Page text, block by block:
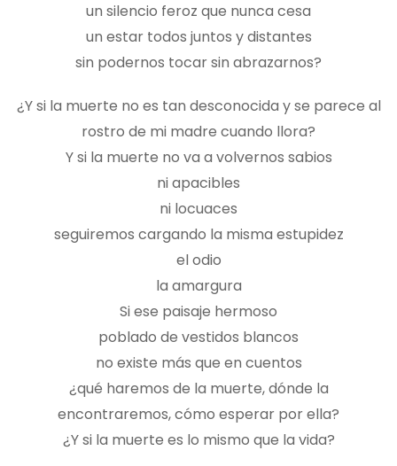
un silencio feroz que nunca cesa
un estar todos juntos y distantes
sin podernos tocar sin abrazarnos?
¿Y si la muerte no es tan desconocida y se parece al
rostro de mi madre cuando llora?
Y si la muerte no va a volvernos sabios
ni apacibles
ni locuaces
seguiremos cargando la misma estupidez
el odio
la amargura
Si ese paisaje hermoso
poblado de vestidos blancos
no existe más que en cuentos
¿qué haremos de la muerte, dónde la
encontraremos, cómo esperar por ella?
¿Y si la muerte es lo mismo que la vida?